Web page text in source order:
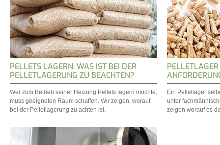
PELLETS LAGERN: WAS IST BEI DER
PELLETLAGERUNG ZU BEACHTEN?
Wer zum Betrieb seiner Heizung Pellets lagern möchte,
muss geeigneten Raum schaffen. Wir zeigen, worauf
bei der Pelletlagerung zu achten ist.
Ein Pelletlager
unter
zeigen worauf es